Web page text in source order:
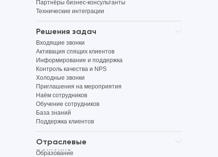
Технические интеграции
Партнёры бизнес-консультанты
Решения задач
Входящие звонки
Активация спящих клиентов
Информирование и поддержка
Контроль качества и NPS
Холодные звонки
Приглашения на мероприятия
Наём сотрудников
Обучение сотрудников
База знаний
Поддержка клиентов
Отраслевые
решения
Образование